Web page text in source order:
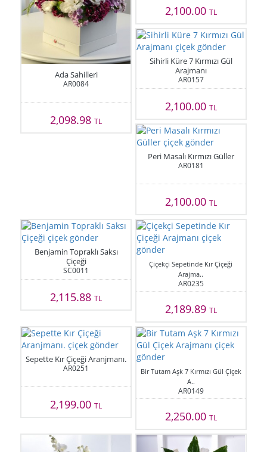
Ada Sahilleri
AR0084
2,098.98TL
2,100.00 TL
Sihirli Küre 7 Kırmızı Gül
Arajmanı
AR0157
2,100.00 TL
Peri Masalı Kırmızı Güller
AR0181
2,100.00 TL
Benjamin Topraklı Saksı
Çiçeği
SC0011
2,115.88TL
Çiçekçi Sepetinde Kır Çiçeği
Arajma..
AR0235
2,189.89 TL
Sepette Kır Çiçeği Aranjmanı.
AR0251
2,199.00TL
Bir Tutam Aşk 7 Kırmızı Gül Çiçek
A..
AR0149
2,250.00 TL